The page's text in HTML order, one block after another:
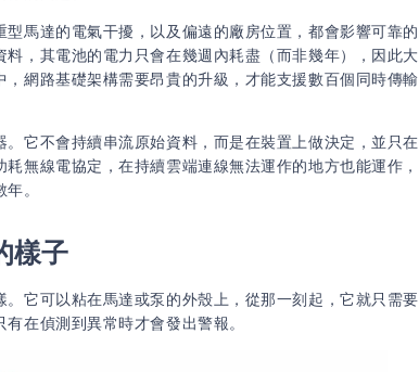
馬達的電氣干擾，以及偏遠的廠房位置，都會影響可靠的
，其電池的電力只會在幾週內耗盡（而非幾年），因此大
網路基礎架構需要昂貴的升級，才能支援數百個同時傳輸
它不會持續串流原始資料，而是在裝置上做決定，並只在
無線電協定，在持續雲端連線無法運作的地方也能運作，
。
樣子
它可以粘在馬達或泵的外殼上，從那一刻起，它就只需要
在偵測到異常時才會發出警報。